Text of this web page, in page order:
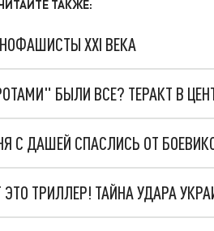
ТАКЖЕ:
XXI ВЕКА
БЫЛИ ВСЕ? ТЕРАКТ В
С ДАШЕЙ СПАСЛИСЬ ОТ
ЭТО ТРИЛЛЕР! ТАЙНА УДАРА